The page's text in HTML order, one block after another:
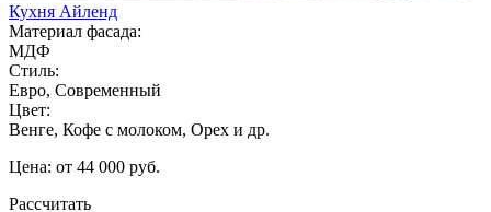
Кухня Айленд
Материал фасада:
МДФ
Стиль:
Евро, Современный
Цвет:
Венге, Кофе с молоком, Орех и др.
Цена: от 44 000 руб.
Рассчитать